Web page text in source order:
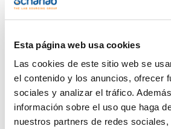
Esta página web usa cookies
Las cookies de este sitio web se
el contenido y los anuncios, ofrecer
sociales y analizar el tráfico.
información sobre el uso que haga
nuestros partners de redes
producto
Características
Capacidad : x 1 l
- Sinónimos: Metoxibenceno, Metil fenil
- C7H8O
- M = 108,14 g/mol
Ver más